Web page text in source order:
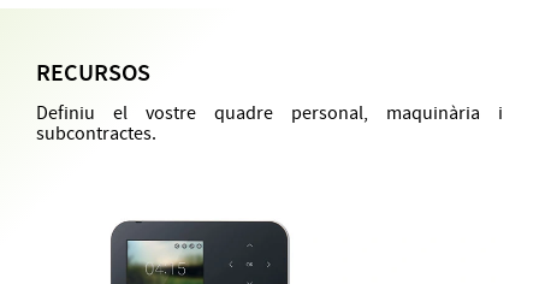
RECURSOS
Definiu el vostre quadre personal, maquinària i
subcontractes.